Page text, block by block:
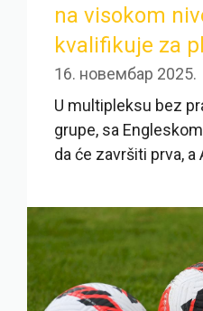
na visokom
kvalifikuje za
16. новембар 2025.
U multipleksu bez
grupe, sa
da će završiti prva, a